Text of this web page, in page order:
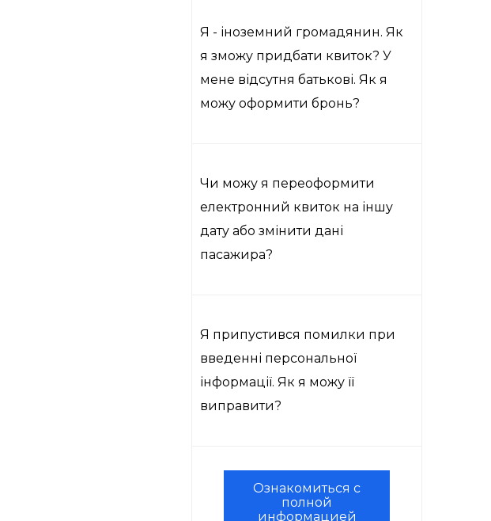
Я - іноземний громадянин. Як
я зможу придбати квиток? У
мене відсутня батькові. Як я
можу оформити бронь?
Чи можу я переоформити
електронний квиток на іншу
дату або змінити дані
пасажира?
Я припустився помилки при
введенні персональної
інформації. Як я можу її
виправити?
Ознакомиться с
полной
информацией